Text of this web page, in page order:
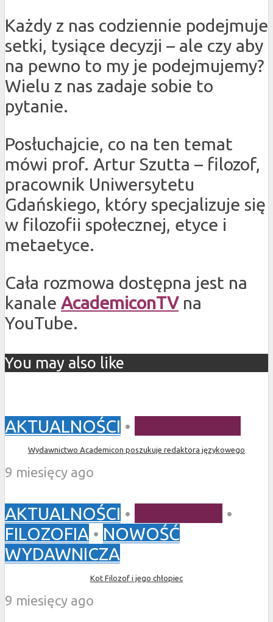
Każdy z nas codziennie podejmuje
setki, tysiące decyzji – ale czy aby
na pewno to my je podejmujemy?
Wielu z nas zadaje sobie to
pytanie.
Posłuchajcie, co na ten temat
mówi prof. Artur Szutta – filozof,
pracownik Uniwersytetu
Gdańskiego, który specjalizuje się
w filozofii społecznej, etyce i
metaetyce.
Cała rozmowa dostępna jest na
kanale AcademiconTVna
YouTube.
You may also like
AKTUALNOŚCI •
Wydawnictwo Academicon poszukuje redaktora językowego
9 miesięcy ago
AKTUALNOŚCI •
•
FILOZOFIA • NOWOŚĆ
WYDAWNICZA
Kot Filozof i jego chłopiec
9 miesięcy ago